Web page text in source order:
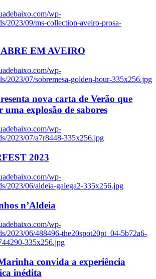
wp-
2023/09/ms-collection-aveiro-prosa-
EM AVEIRO
wp-
2023/07/sobremesa-golden-hour-335x256.jpg
nova carta de Verão que
uma explosão de sabores
wp-
2023/07/a7r8448-335x256.jpg
2023
wp-
2023/06/aldeia-galega2-335x256.jpg
n’Aldeia
wp-
2023/06/488496-the20spot20pt_04-5b72a6-
335x256.jpg
convida a experiência
inédita